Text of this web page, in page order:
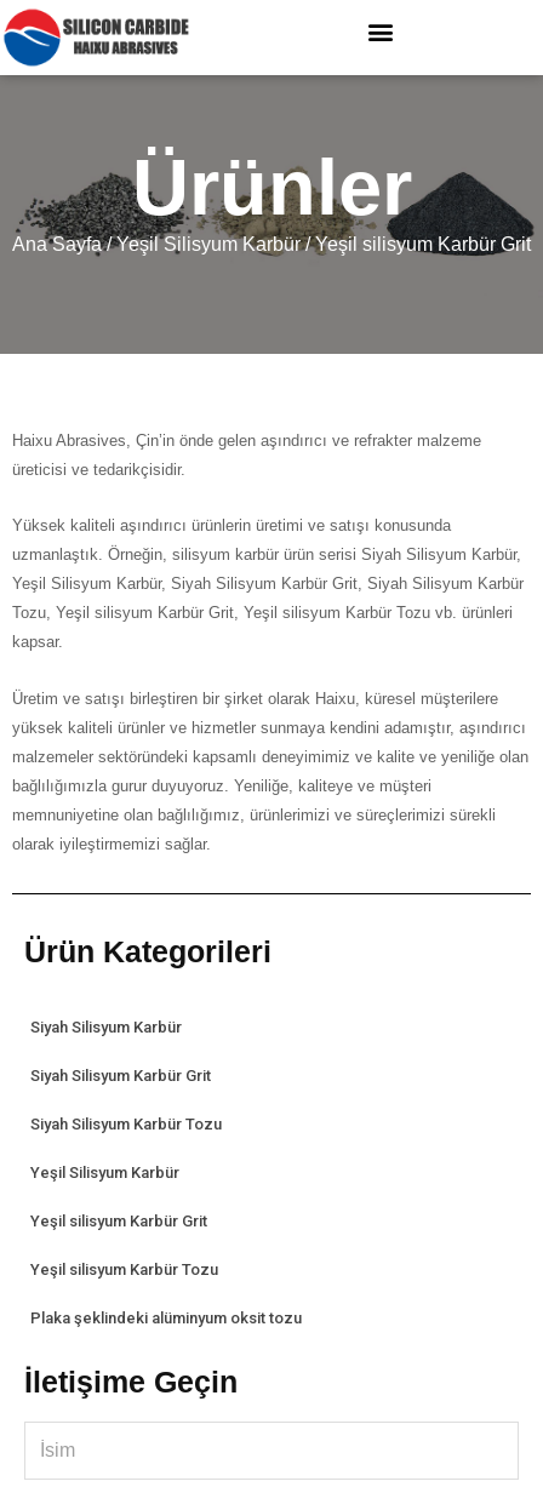
Ürünler
Ana Sayfa/Yeşil Silisyum Karbür/ Yeşil silisyum Karbür Grit
Haixu Abrasives, Çin’in önde gelen aşındırıcı ve refrakter malzeme
üreticisi ve tedarikçisidir.
Yüksek kaliteli aşındırıcı ürünlerin üretimi ve satışı konusunda
uzmanlaştık. Örneğin, silisyum karbür ürün serisi Siyah Silisyum Karbür,
Yeşil Silisyum Karbür, Siyah Silisyum Karbür Grit, Siyah Silisyum Karbür
Tozu, Yeşil silisyum Karbür Grit, Yeşil silisyum Karbür Tozu vb. ürünleri
kapsar.
Üretim ve satışı birleştiren bir şirket olarak Haixu, küresel müşterilere
yüksek kaliteli ürünler ve hizmetler sunmaya kendini adamıştır, aşındırıcı
malzemeler sektöründeki kapsamlı deneyimimiz ve kalite ve yeniliğe olan
bağlılığımızla gurur duyuyoruz. Yeniliğe, kaliteye ve müşteri
memnuniyetine olan bağlılığımız, ürünlerimizi ve süreçlerimizi sürekli
olarak iyileştirmemizi sağlar.
Ürün Kategorileri
Siyah Silisyum Karbür
Siyah Silisyum Karbür Grit
Siyah Silisyum Karbür Tozu
Yeşil Silisyum Karbür
Yeşil silisyum Karbür Grit
Yeşil silisyum Karbür Tozu
Plaka şeklindeki alüminyum oksit tozu
İletişime Geçin